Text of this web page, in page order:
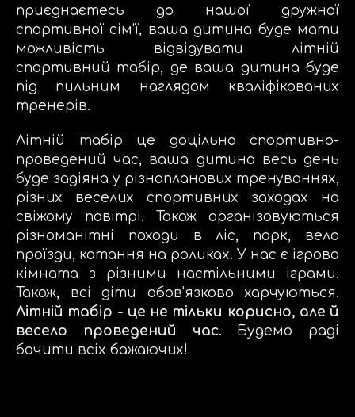
приєднаєтесь до нашої дружної
спортивної сім'ї, ваша дитина буде мати
можливість відвідувати літній
спортивний табір, де ваша дитина буде
під пильним наглядом кваліфікованих
тренерів.
Літній табір це доцільно спортивно-
проведений час, ваша дитина весь день
буде задіяна у різнопланових тренуваннях,
різних веселих спортивних заходах на
свіжому повітрі. Також організовуються
різноманітні походи в ліс, парк, вело
проїзди, катання на роликах. У нас є ігрова
кімната з різними настільними іграми.
Також, всі діти обов'язково харчуються.
Літній табір - це не тільки корисно, але й
весело проведений час. Будемо раді
бачити всіх бажаючих!